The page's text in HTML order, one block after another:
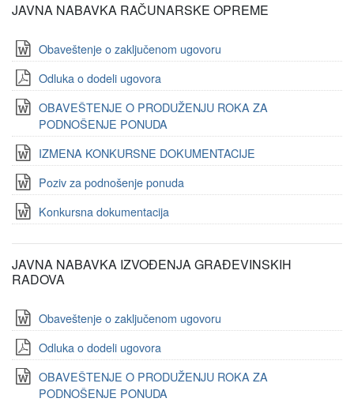
JAVNA NABAVKA RAČUNARSKE OPREME
Obaveštenje o zaključenom ugovoru
Odluka o dodeli ugovora
OBAVEŠTENJE O PRODUŽENJU ROKA ZA
PODNOŠENJE PONUDA
IZMENA KONKURSNE DOKUMENTACIJE
Poziv za podnošenje ponuda
Konkursna dokumentacija
JAVNA NABAVKA IZVOĐENJA GRAĐEVINSKIH
RADOVA
Obaveštenje o zaključenom ugovoru
Odluka o dodeli ugovora
OBAVEŠTENJE O PRODUŽENJU ROKA ZA
PODNOŠENJE PONUDA